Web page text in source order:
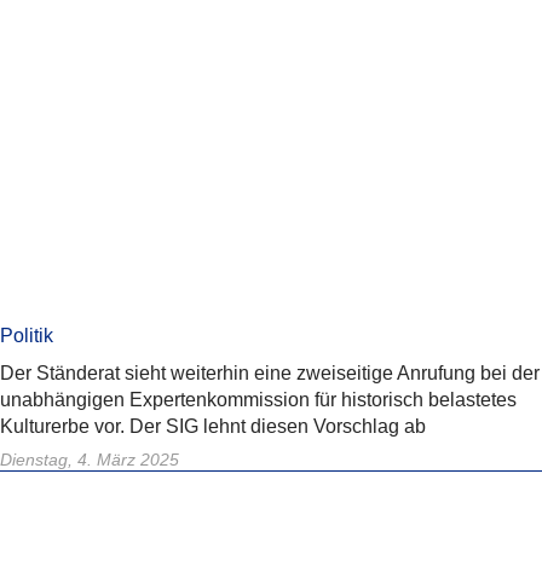
Politik
Der Ständerat sieht weiterhin eine zweiseitige Anrufung bei der
unabhängigen Expertenkommission für historisch belastetes
Kulturerbe vor. Der SIG lehnt diesen Vorschlag ab
Dienstag, 4. März 2025